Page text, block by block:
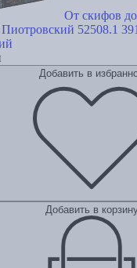
От скифов
52508.1
Добавить в
Добавить в